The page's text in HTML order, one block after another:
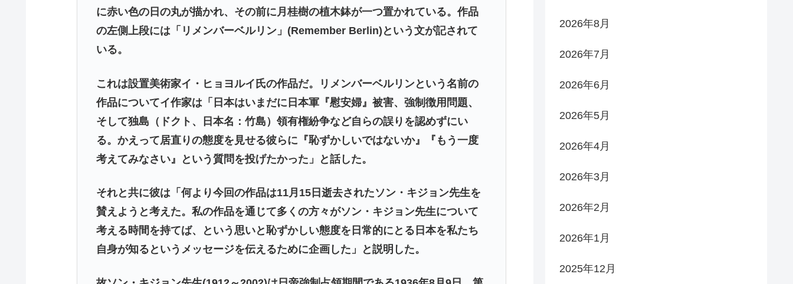
に赤い色の日の丸が描かれ、その前に月桂樹の植木鉢が一つ置かれている。作品
の左側上段には「リメンバーベルリン」(Remember Berlin)という文が記されて
いる。
これは設置美術家イ・ヒョヨルイ氏の作品だ。リメンバーベルリンという名前の
作品についてイ作家は「日本はいまだに日本軍『慰安婦』被害、強制徴用問題、
そして独島（ドクト、日本名：竹島）領有権紛争など自らの誤りを認めずにい
る。かえって居直りの態度を見せる彼らに『恥ずかしいではないか』『もう一度
考えてみなさい』という質問を投げたかった」と話した。
それと共に彼は「何より今回の作品は11月15日逝去されたソン・キジョン先生を
賛えようと考えた。私の作品を通じて多くの方々がソン・キジョン先生について
考える時間を持てば、という思いと恥ずかしい態度を日常的にとる日本を私たち
自身が知るというメッセージを伝えるために企画した」と説明した。
2026年8月
2026年7月
2026年6月
2026年5月
2026年4月
2026年3月
2026年2月
2026年1月
2025年12月